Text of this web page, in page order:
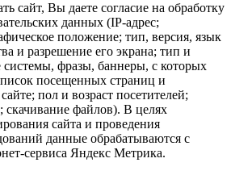
сайт, Вы даете согласие на обработку
данных (IP-адрес;
положение; тип, версия, язык
и разрешение его экрана; тип и
фразы, баннеры, с которых
посещенных страниц и
пол и возраст посетителей;
скачивание файлов). В целях
сайта и проведения
данные обрабатываются с
сервиса Яндекс Метрика.